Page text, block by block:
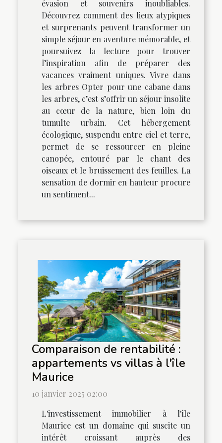
évasion et souvenirs inoubliables.
Découvrez comment des lieux atypiques
et surprenants peuvent transformer un
simple séjour en aventure mémorable, et
poursuivez la lecture pour trouver
l’inspiration afin de préparer des
vacances vraiment uniques. Vivre dans
les arbres Opter pour une cabane dans
les arbres, c’est s’offrir un séjour insolite
au cœur de la nature, bien loin du
tumulte urbain. Cet hébergement
écologique, suspendu entre ciel et terre,
permet de se ressourcer en pleine
canopée, entouré par le chant des
oiseaux et le bruissement des feuilles. La
sensation de dormir en hauteur procure
un sentiment...
Comparaison de rentabilité :
appartements vs villas à l'île
Maurice
10 janvier 2025 02:00
L'investissement immobilier à l'île
Maurice est un domaine qui suscite un
intérêt croissant auprès des